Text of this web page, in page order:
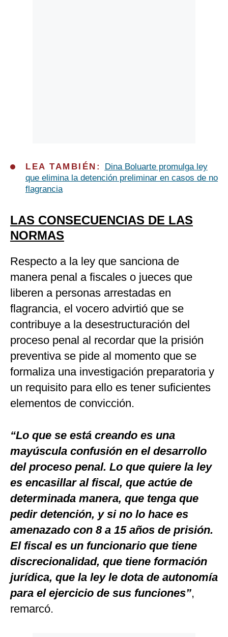
LEA TAMBIÉN:
Dina Boluarte promulga ley
que elimina la detención preliminar en casos de no
flagrancia
LAS CONSECUENCIAS DE LAS
NORMAS
Respecto a la ley que sanciona de
manera penal a fiscales o jueces que
liberen a personas arrestadas en
flagrancia, el vocero advirtió que se
contribuye a la desestructuración del
proceso penal al recordar que la prisión
preventiva se pide al momento que se
formaliza una investigación preparatoria y
un requisito para ello es tener suficientes
elementos de convicción.
“Lo que se está creando es una
mayúscula confusión en el desarrollo
del proceso penal. Lo que quiere la ley
es encasillar al fiscal, que actúe de
determinada manera, que tenga que
pedir detención, y si no lo hace es
amenazado con 8 a 15 años de prisión.
El fiscal es un funcionario que tiene
discrecionalidad, que tiene formación
jurídica, que la ley le dota de autonomía
para el ejercicio de sus funciones”,
remarcó.